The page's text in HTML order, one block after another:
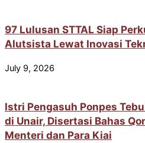
97 Lulusan STTAL Siap
Alutsista Lewat Inovasi
July 9, 2026
Istri Pengasuh Ponpes
di Unair, Disertasi Bahas
Menteri dan Para Kiai